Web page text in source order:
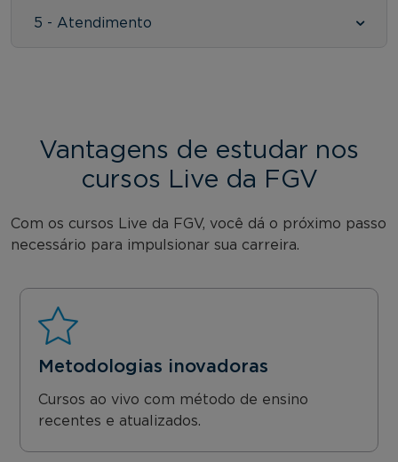
5 - Atendimento
Vantagens de estudar nos
cursos Live da FGV
Com os cursos Live da FGV, você dá o próximo passo
necessário para impulsionar sua carreira.
Metodologias inovadoras
Cursos ao vivo com método de ensino
recentes e atualizados.